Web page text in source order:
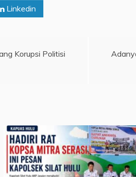
Linkedin
Korupsi Politisi